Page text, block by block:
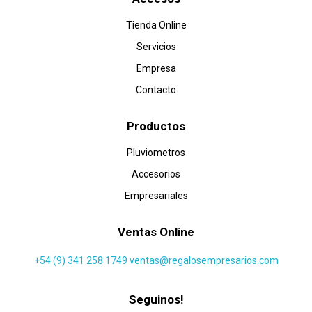
Tienda Online
Servicios
Empresa
Contacto
Productos
Pluviometros
Accesorios
Empresariales
Ventas Online
+54 (9) 341 258 1749 ventas@regalosempresarios.com
Seguinos!